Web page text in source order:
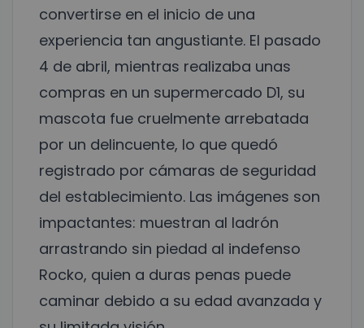
convertirse en el inicio de una
experiencia tan angustiante. El pasado
4 de abril, mientras realizaba unas
compras en un supermercado D1, su
mascota fue cruelmente arrebatada
por un delincuente, lo que quedó
registrado por cámaras de seguridad
del establecimiento. Las imágenes son
impactantes: muestran al ladrón
arrastrando sin piedad al indefenso
Rocko, quien a duras penas puede
caminar debido a su edad avanzada y